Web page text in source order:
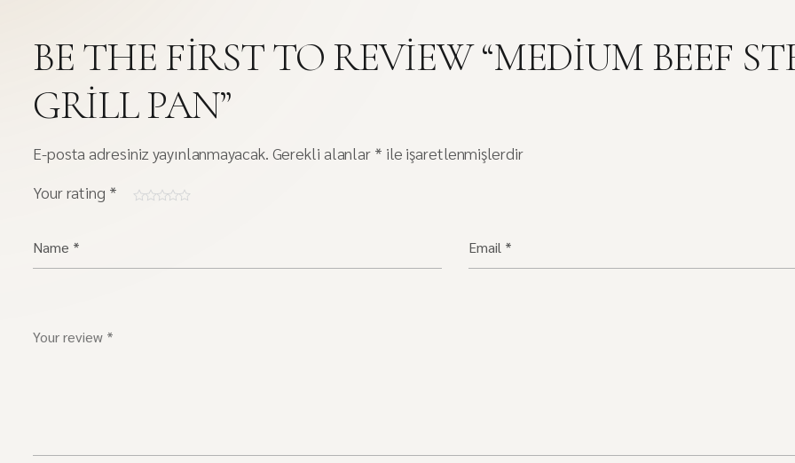
BE THE FIRST TO REVIEW “MEDIUM BEEF
GRILL PAN”
E-posta adresiniz yayınlanmayacak. Gerekli alanlar * ile işaretlenmişlerdir
Your rating *